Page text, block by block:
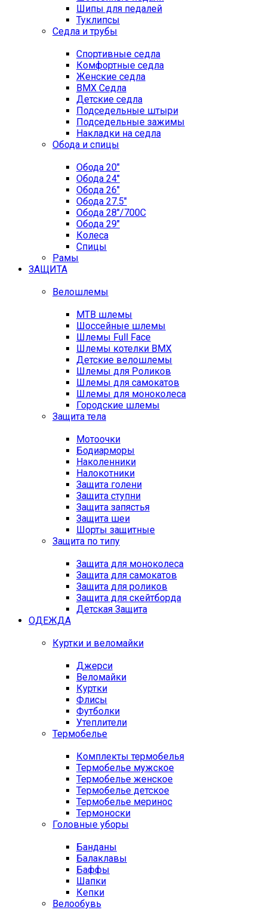
Шипы для педалей
Туклипсы
Седла и трубы
Спортивные седла
Комфортные седла
Женские седла
BMX Седла
Детские седла
Подседельные штыри
Подседельные зажимы
Накладки на седла
Обода и спицы
Обода 20"
Обода 24"
Обода 26"
Обода 27.5"
Обода 28"/700C
Обода 29"
Колеса
Спицы
Рамы
ЗАЩИТА
Велошлемы
MTB шлемы
Шоссейные шлемы
Шлемы Full Face
Шлемы котелки BMX
Детские велошлемы
Шлемы для Роликов
Шлемы для самокатов
Шлемы для моноколеса
Городские шлемы
Защита тела
Мотоочки
Бодиарморы
Наколенники
Налокотники
Защита голени
Защита ступни
Защита запястья
Защита шеи
Шорты защитные
Защита по типу
Защита для моноколеса
Защита для самокатов
Защита для роликов
Защита для скейтборда
Детская Защита
ОДЕЖДА
Куртки и веломайки
Джерси
Веломайки
Куртки
Флисы
Футболки
Утеплители
Термобелье
Комплекты термобелья
Термобелье мужское
Термобелье женское
Термобелье детское
Термобелье меринос
Термоноски
Головные уборы
Банданы
Балаклавы
Баффы
Шапки
Кепки
Велообувь